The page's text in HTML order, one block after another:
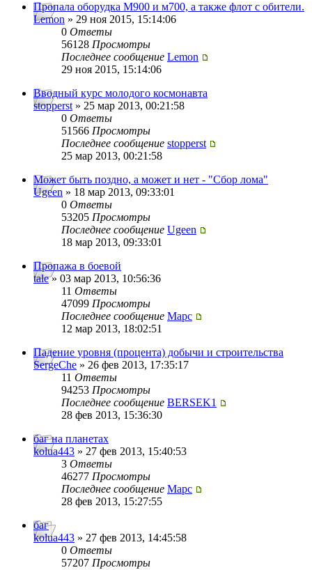
Пропала оборудка М900 и м700, а также флот с обители.
Lemon » 29 ноя 2015, 15:14:06
0 Ответы
56128 Просмотры
Последнее сообщение Lemon
29 ноя 2015, 15:14:06
Вводный курс молодого космонавта
stopperst » 25 мар 2013, 00:21:58
0 Ответы
51566 Просмотры
Последнее сообщение stopperst
25 мар 2013, 00:21:58
Может быть поздно, а может и нет - "Сбор лома"
Ugeen » 18 мар 2013, 09:33:01
0 Ответы
53205 Просмотры
Последнее сообщение Ugeen
18 мар 2013, 09:33:01
Пропажа в боевой
tale» 03 мар 2013, 10:56:36
11 Ответы
47099 Просмотры
Последнее сообщение Mapc
12 мар 2013, 18:02:51
Падение уровня (процента) добычи и строительства
SergeChe » 26 фев 2013, 17:35:17
11 Ответы
94253 Просмотры
Последнее сообщение BERSEK1
28 фев 2013, 15:36:30
баг на планетах
kolua443 » 27 фев 2013, 15:40:53
3 Ответы
46277 Просмотры
Последнее сообщение Mapc
28 фев 2013, 15:27:55
баг
kolua443 » 27 фев 2013, 14:45:58
0 Ответы
57207 Просмотры